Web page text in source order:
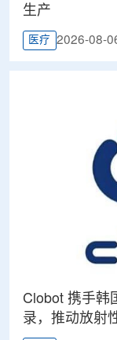
生产
医疗 2026-08-
Clobot 携手韩
录，推动放射